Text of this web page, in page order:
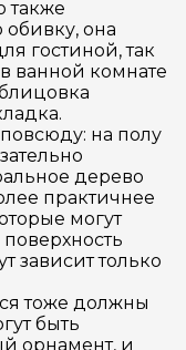
также
она
гостиной, так
ванной комнате
на полу
дерево
практичнее
могут
зависит только
тоже должны
быть
орнамент, и